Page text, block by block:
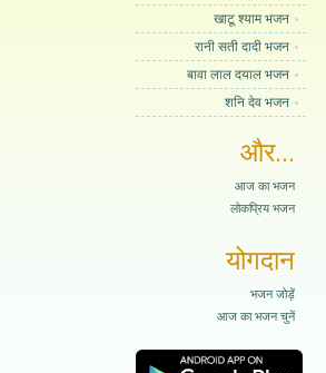
खाटू श्याम भजन
रानी सती दादी भजन
बावा लाल दयाल भजन
शनि देव भजन
और...
आज का भजन
लोकप्रिय भजन
योगदान
भजन जोड़ें
आज का भजन चुनें